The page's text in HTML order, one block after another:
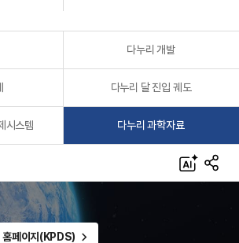
다누리 개발
다누리 달 진입 궤도
시스템 다누리 과학자료
A
I
S
N
홈페이지(KPDS)